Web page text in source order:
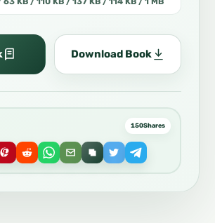
Download Book
150Shares